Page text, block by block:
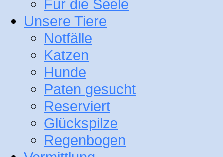
Für die Seele
Unsere Tiere
Notfälle
Katzen
Hunde
Paten gesucht
Reserviert
Glückspilze
Regenbogen